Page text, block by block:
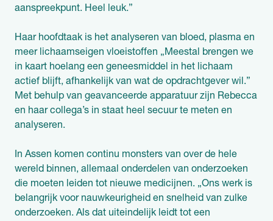
aanspreekpunt. Heel leuk.”
Haar hoofdtaak is het analyseren van bloed, plasma en
meer lichaamseigen vloeistoffen „Meestal brengen we
in kaart hoelang een geneesmiddel in het lichaam
actief blijft, afhankelijk van wat de opdrachtgever wil.”
Met behulp van geavanceerde apparatuur zijn Rebecca
en haar collega’s in staat heel secuur te meten en
analyseren.
In Assen komen continu monsters van over de hele
wereld binnen, allemaal onderdelen van onderzoeken
die moeten leiden tot nieuwe medicijnen. „Ons werk is
belangrijk voor nauwkeurigheid en snelheid van zulke
onderzoeken. Als dat uiteindelijk leidt tot een